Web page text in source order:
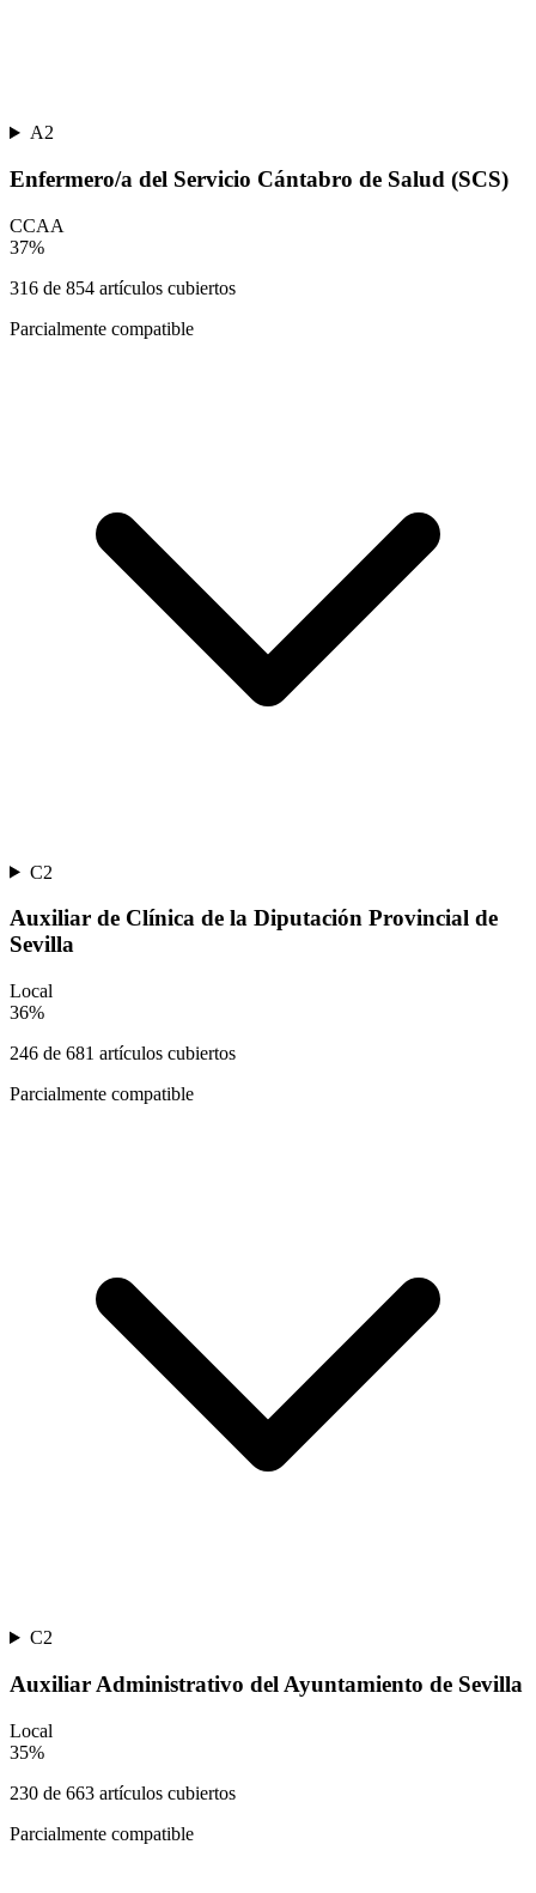
A2
Enfermero/a del Servicio Cántabro de Salud (SCS)
CCAA
37%
316 de 854 artículos cubiertos
Parcialmente compatible
C2
Auxiliar de Clínica de la Diputación Provincial de
Sevilla
Local
36%
246 de 681 artículos cubiertos
Parcialmente compatible
C2
Auxiliar Administrativo del Ayuntamiento de Sevilla
Local
35%
230 de 663 artículos cubiertos
Parcialmente compatible